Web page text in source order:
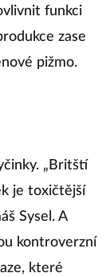
funkci
zase
pižmo.
„Britští
je toxičtější
Sysel. A
kontroverzní
které